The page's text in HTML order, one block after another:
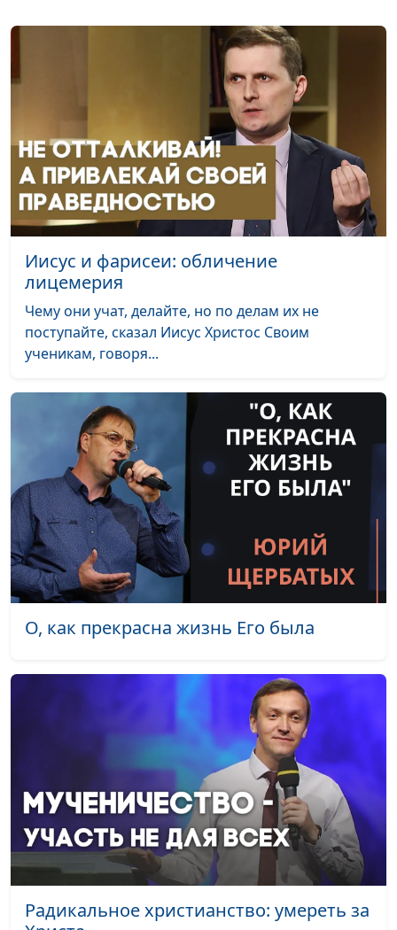
Иисус и фарисеи: обличение
лицемерия
Чему они учат, делайте, но по делам их не
поступайте, сказал Иисус Христос Своим
ученикам, говоря...
О, как прекрасна жизнь Его была
Радикальное христианство: умереть за